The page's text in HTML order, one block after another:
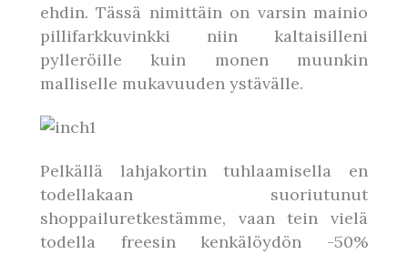
ehdin. Tässä nimittäin on varsin mainio
pillifarkkuvinkki niin kaltaisilleni
pylleröille kuin monen muunkin
malliselle mukavuuden ystävälle.
Pelkällä lahjakortin tuhlaamisella en
todellakaan suoriutunut
shoppailuretkestämme, vaan tein vielä
todella freesin kenkälöydön -50%